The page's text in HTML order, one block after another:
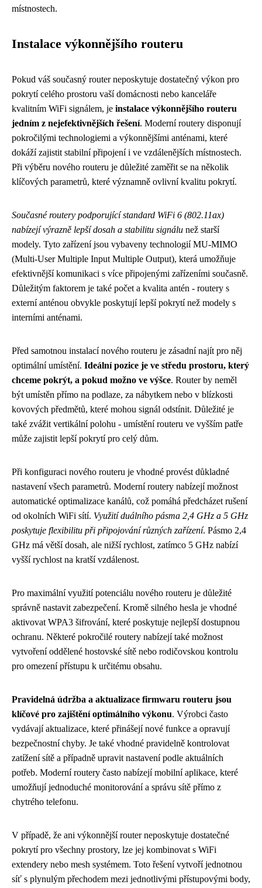
místnostech.
Instalace výkonnějšího routeru
Pokud váš současný router neposkytuje dostatečný výkon pro
pokrytí celého prostoru vaší domácnosti nebo kanceláře
kvalitním WiFi signálem, je instalace výkonnějšího routeru
jedním z nejefektivnějších řešení. Moderní routery disponují
pokročilými technologiemi a výkonnějšími anténami, které
dokáží zajistit stabilní připojení i ve vzdálenějších místnostech.
Při výběru nového routeru je důležité zaměřit se na několik
klíčových parametrů, které významně ovlivní kvalitu pokrytí.
Současné routery podporující standard WiFi 6 (802.11ax)
nabízejí výrazně lepší dosah a stabilitu signálu než starší
modely. Tyto zařízení jsou vybaveny technologií MU-MIMO
(Multi-User Multiple Input Multiple Output), která umožňuje
efektivnější komunikaci s více připojenými zařízeními současně.
Důležitým faktorem je také počet a kvalita antén - routery s
externí anténou obvykle poskytují lepší pokrytí než modely s
interními anténami.
Před samotnou instalací nového routeru je zásadní najít pro něj
optimální umístění. Ideální pozice je ve středu prostoru, který
chceme pokrýt, a pokud možno ve výšce. Router by neměl
být umístěn přímo na podlaze, za nábytkem nebo v blízkosti
kovových předmětů, které mohou signál odstínit. Důležité je
také zvážit vertikální polohu - umístění routeru ve vyšším patře
může zajistit lepší pokrytí pro celý dům.
Při konfiguraci nového routeru je vhodné provést důkladné
nastavení všech parametrů. Moderní routery nabízejí možnost
automatické optimalizace kanálů, což pomáhá předcházet rušení
od okolních WiFi sítí. Využití duálního pásma 2,4 GHz a 5 GHz
poskytuje flexibilitu při připojování různých zařízení. Pásmo 2,4
GHz má větší dosah, ale nižší rychlost, zatímco 5 GHz nabízí
vyšší rychlost na kratší vzdálenost.
Pro maximální využití potenciálu nového routeru je důležité
správně nastavit zabezpečení. Kromě silného hesla je vhodné
aktivovat WPA3 šifrování, které poskytuje nejlepší dostupnou
ochranu. Některé pokročilé routery nabízejí také možnost
vytvoření oddělené hostovské sítě nebo rodičovskou kontrolu
pro omezení přístupu k určitému obsahu.
Pravidelná údržba a aktualizace firmwaru routeru jsou
klíčové pro zajištění optimálního výkonu. Výrobci často
vydávají aktualizace, které přinášejí nové funkce a opravují
bezpečnostní chyby. Je také vhodné pravidelně kontrolovat
zatížení sítě a případně upravit nastavení podle aktuálních
potřeb. Moderní routery často nabízejí mobilní aplikace, které
umožňují jednoduché monitorování a správu sítě přímo z
chytrého telefonu.
V případě, že ani výkonnější router neposkytuje dostatečné
pokrytí pro všechny prostory, lze jej kombinovat s WiFi
extendery nebo mesh systémem. Toto řešení vytvoří jednotnou
síť s plynulým přechodem mezi jednotlivými přístupovými body,